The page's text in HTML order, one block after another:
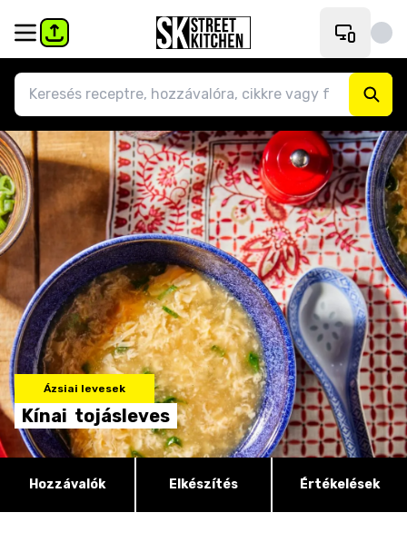
Ázsiai levesek
Kínai tojásleves
Hozzávalók Elkészítés Értékelések